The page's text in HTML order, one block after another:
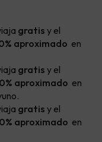
gratis y el
aproximado en
gratis y el
aproximado en
gratis y el
aproximado en